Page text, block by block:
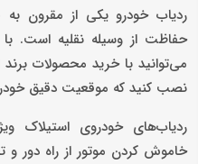
ردیاب خودرو یکی از مقرون‌ به
نصب کنید که موقعیت دقیق
ردیاب‌های خودروی استیلاک
خاموش کردن موتور از راه دور و